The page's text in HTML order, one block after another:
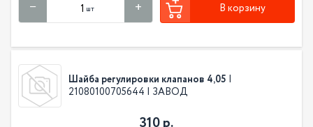
шт В корзину
Шайба регулировки клапанов 4,05 |
21080100705644 | ЗАВОД